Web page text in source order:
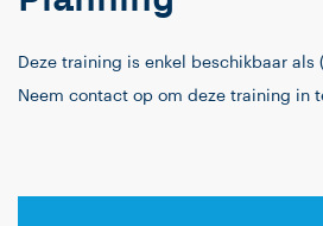
Deze training is enkel beschikbaar
Neem contact op om deze training in